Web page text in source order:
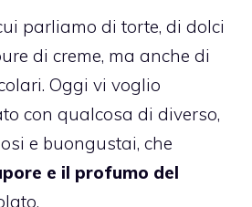
parliamo di torte, di dolci
di creme, ma anche di
Oggi vi voglio
con qualcosa di diverso,
e buongustai, che
e il profumo del
.